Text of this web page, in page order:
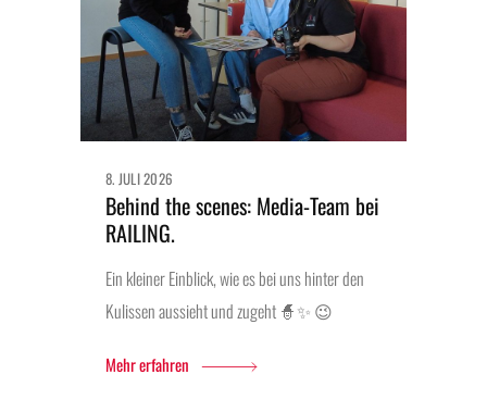
8. JULI 2026
Behind the scenes: Media-Team bei
RAILING.
Ein kleiner Einblick, wie es bei uns hinter den
Kulissen aussieht und zugeht 🧙✨ 😉
Mehr erfahren